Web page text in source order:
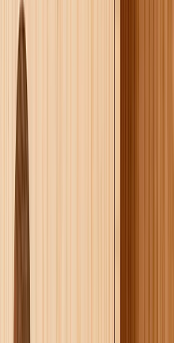
laten zien hoeveel je om hen
mooiste momenten van het
beste dingen aan
Of het nu voor een grootouder,
is, er is altijd een manier om een
hart van de ontvanger spreekt.
Waarom Kiezen Voor
In tegenstelling tot standaard
cadeaus een oprechte touch toe
Door foto's, namen of speciale
uniek aandenken.
voorwerpen in gekoesterde
jarenlang zullen koesteren.
Gepersonaliseerde